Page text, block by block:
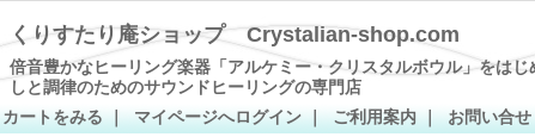
くりすたり庵ショップ Crystalian-shop.com
倍音豊かなヒーリング楽器「アルケミー・クリスタルボウル」をはじ
しと調律のためのサウンドヒーリングの専門店
カートをみる
マイページへログイン ご利用案内 お問い合せ